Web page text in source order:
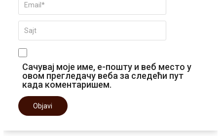
Сачувај моје име, е-пошту и веб место у
овом прегледачу веба за следећи пут
када коментаришем.